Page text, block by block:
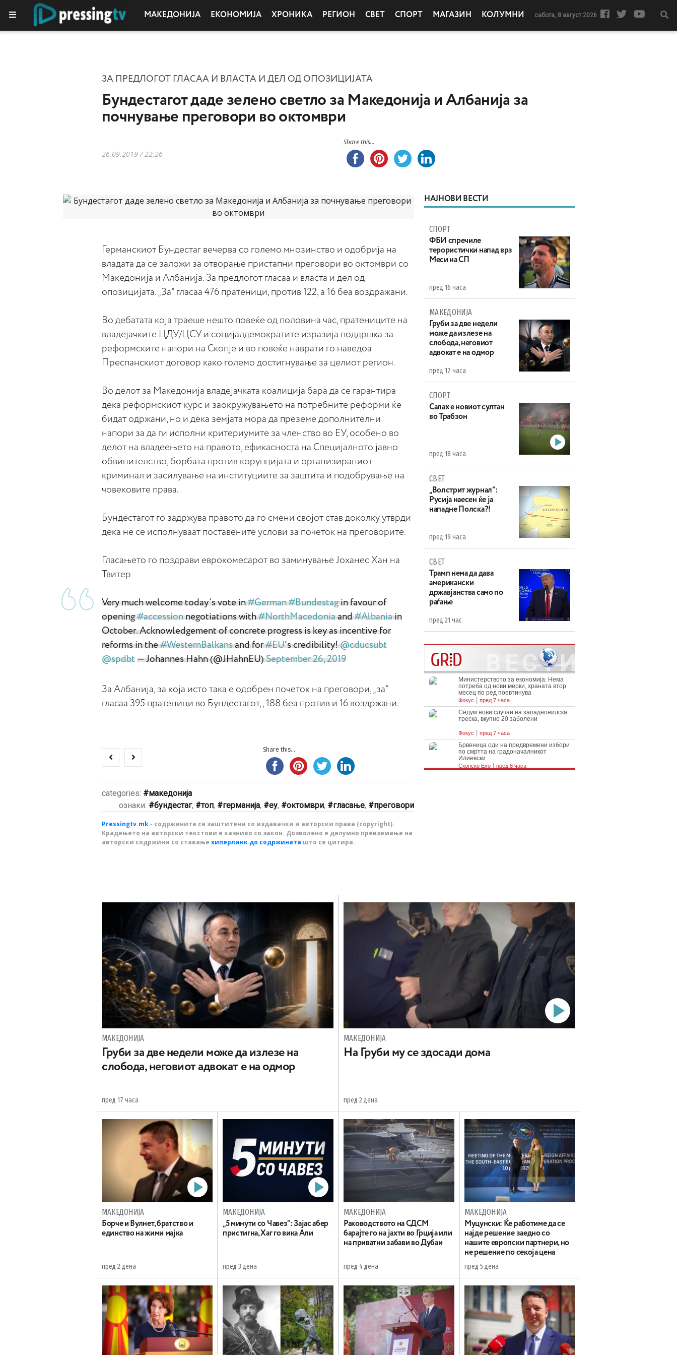
МАКЕДОНИЈА ЕКОНОМИЈА ХРОНИКА РЕГИОН СВЕТ СПОРТ МАГАЗИН КОЛУМНИ сабота, 8 август 2026
ЗА ПРЕДЛОГОТ ГЛАСАА И ВЛАСТА И ДЕЛ ОД ОПОЗИЦИЈАТА
Бундестагот даде зелено светло за Македонија и Албанија за
почнување преговори во октомври
26.09.2019 / 22:26
Share this...
Германскиот Бундестаг вечерва со големо мнозинство и одобрија на
владата да се заложи за отворање пристапни преговори во октомври со
Македонија и Албанија. За предлогот гласаа и власта и дел од
опозицијата. „За“ гласаа 476 пратеници, против 122, а 16 беа воздражани.
Во дебатата која траеше нешто повеќе од половина час, пратениците на
владејачките ЦДУ/ЦСУ и социјалдемократите изразија поддршка за
реформските напори на Скопје и во повеќе наврати го наведоа
Преспанскиот договор како големо достигнување за целиот регион.
Во делот за Македонија владејачката коалиција бара да се гарантира
дека реформскиот курс и заокружувањето на потребните реформи ќе
бидат одржани, но и дека земјата мора да преземе дополнителни
напори за да ги исполни критериумите за членство во ЕУ, особено во
делот на владеењето на правото, ефикасноста на Специјалното јавно
обвинителство, борбата против корупцијата и организираниот
криминал и засилување на институциите за заштита и подобрување на
човековите права.
Бундестагот го задржува правото да го смени својот став доколку утврди
дека не се исполнуваат поставените услови за почеток на преговорите.
Гласањето го поздрави еврокомесарот во заминување Јоханес Хан на
Твитер
Very much welcome today’s vote in#German #Bundestagin favour of
opening#accessionnegotiations with#NorthMacedoniaand#Albaniain
October. Acknowledgement of concrete progress is key as incentive for
reforms in the#WesternBalkansand for#EU’s credibility!@cducsubt
@spdbt — Johannes Hahn (@JHahnEU)September 26, 2019
За Албанија, за која исто така е одобрен почеток на преговори, „за“
гласаа 395 пратеници во Бундестагот,, 188 беа против и 16 воздржани.
Share this...
categories:
македонија
ознаки:
бундестаг, топ, германија, еу, октомври, гласање, преговори
Pressingtv.mk - содржините се заштитени со издавачки и авторски права (copyright).
Крадењето на авторски текстови е казниво со закон. Дозволено е делумно превземање на
авторски содржини со ставање хиперлинк до содржината што се цитира.
НАЈНОВИ ВЕСТИ
СПОРТ
ФБИ спречиле
терористички напад врз
Меси на СП
пред 16 часа
МАКЕДОНИЈА
Груби за две недели
може да излезе на
слобода, неговиот
адвокат е на одмор
пред 17 часа
СПОРТ
Салах е новиот султан
во Трабзон
пред 18 часа
СВЕТ
„Волстрит журнал“:
Русија наесен ќе ја
нападне Полска?!
пред 19 часа
СВЕТ
Трамп нема да дава
американски
државјанства само по
раѓање
пред 21 час
МАКЕДОНИЈА
Груби за две недели може да излезе на
слобода, неговиот адвокат е на одмор
пред 17 часа
МАКЕДОНИЈА
На Груби му се здосади дома
пред 2 дена
МАКЕДОНИЈА
Борче и Вулнет, братство и
единство на жими мајка
пред 2 дена
МАКЕДОНИЈА
„5 минути со Чавез“: Зајас абер
пристигна, Хаг го вика Али
пред 3 дена
МАКЕДОНИЈА
Раководството на СДСМ
барајте го на јахти во Грција или
на приватни забави во Дубаи
пред 4 дена
МАКЕДОНИЈА
Муцунски: Ќе работиме да се
најде решение заедно со
нашите европски партнери, но
не решение по секоја цена
пред 5 дена